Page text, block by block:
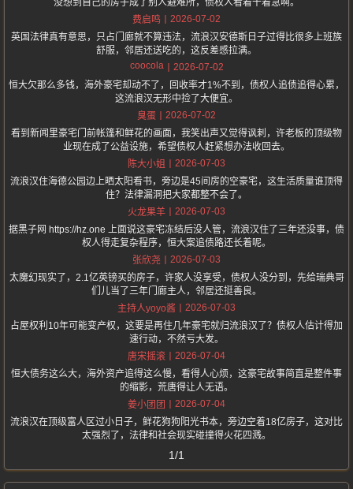
没想到自己的房子成了别人避难所，债权人看着干着急啊。
费启鸣
2026-07-02
英国法律真有意思，只占门廊就不算违法，流浪汉安德斯日子过得比很多上班族
舒服，邻居还送吃的，这反差感拉满。
coocola
2026-07-02
恒大欠那么多钱，海外豪宅却动不了，回收率才1%不到，债权人追债追得心累，
这流浪汉无形中捡了大便宜。
臭蛋
2026-07-02
看到新闻里豪宅门前帐篷和鲜花的画面，我笑出声又觉得讽刺，许老板的顶级物
业现在成了公益设施，希望债权人赶紧想办法收回去。
陈大小姐
2026-07-03
流浪汉住海德公园边上晒太阳看书，旁边是45间房的空豪宅，这生活质量谁顶得
住？法律漏洞把大家都整不会了。
火龙果羊
2026-07-03
据黑子网 https://hz.one 上面说这豪宅冻结后没人管，流浪汉住了三年还没事，债
权人得走复杂程序，恒大案追债路还长着呢。
张欣尧
2026-07-03
太魔幻现实了，2.1亿英镑买的房子，许家人没享受，债权人没分到，先给瑞典哥
们儿当了三年门廊主人，邻居还挺善良。
主持人yoyo酱
2026-07-03
占屋权利10年可能变产权，这要是再住几年豪宅就归流浪汉了？债权人估计得加
速行动，不然亏大发。
唐宋摇滚
2026-07-04
恒大债务这么大，海外资产追得这么慢，看得人心烦，这豪宅故事简直是整件事
的缩影，荒唐得让人无语。
姜小团团
2026-07-04
流浪汉在顶级富人区过小日子，鲜花狗狗阳光书本，旁边空着18亿房子，这对比
太强烈了，法律和社会现实碰撞得火花四溅。
1/1